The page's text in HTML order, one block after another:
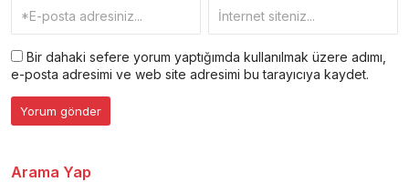
Bir dahaki sefere yorum yaptığımda kullanılmak üzere adımı,
e-posta adresimi ve web site adresimi bu tarayıcıya kaydet.
Arama Yap